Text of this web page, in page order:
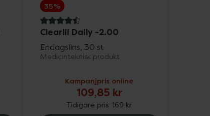
35%
4.5 av 5 i omdöme
Clearlii Daily -2.00
Endagslins, 30 st
Medicinteknisk produkt
Kampanjpris online
109,85 kr
Tidigare pris:169 kr